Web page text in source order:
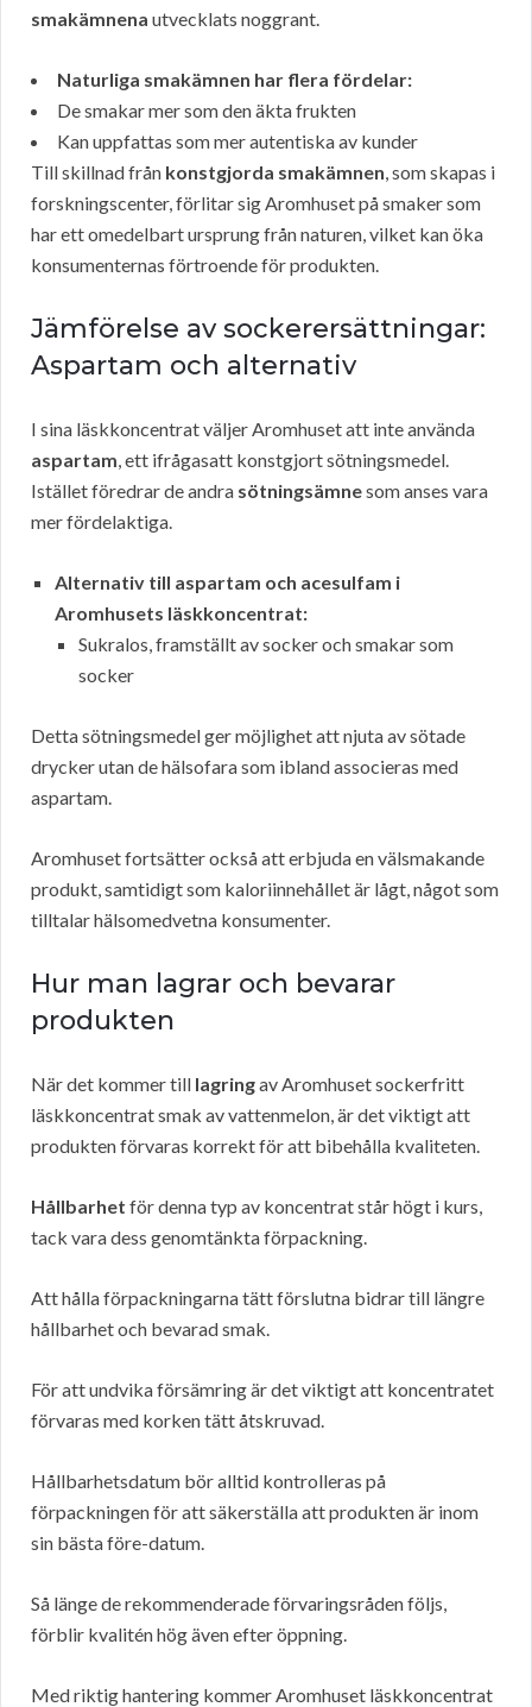
smakämnena utvecklats noggrant.
Naturliga smakämnen har flera fördelar:
De smakar mer som den äkta frukten
Kan uppfattas som mer autentiska av kunder
Till skillnad från konstgjorda smakämnen, som skapas i
forskningscenter, förlitar sig Aromhuset på smaker som
har ett omedelbart ursprung från naturen, vilket kan öka
konsumenternas förtroende för produkten.
Jämförelse av sockerersättningar:
Aspartam och alternativ
I sina läskkoncentrat väljer Aromhuset att inte använda
aspartam, ett ifrågasatt konstgjort sötningsmedel.
Istället föredrar de andra sötningsämnesom anses vara
mer fördelaktiga.
Alternativ till aspartam och acesulfam i
Aromhusets läskkoncentrat:
Sukralos, framställt av socker och smakar som
socker
Detta sötningsmedel ger möjlighet att njuta av sötade
drycker utan de hälsofara som ibland associeras med
aspartam.
Aromhuset fortsätter också att erbjuda en välsmakande
produkt, samtidigt som kaloriinnehållet är lågt, något som
tilltalar hälsomedvetna konsumenter.
Hur man lagrar och bevarar
produkten
När det kommer till lagringav Aromhuset sockerfritt
läskkoncentrat smak av vattenmelon, är det viktigt att
produkten förvaras korrekt för att bibehålla kvaliteten.
Hållbarhet för denna typ av koncentrat står högt i kurs,
tack vara dess genomtänkta förpackning.
Att hålla förpackningarna tätt förslutna bidrar till längre
hållbarhet och bevarad smak.
För att undvika försämring är det viktigt att koncentratet
förvaras med korken tätt åtskruvad.
Hållbarhetsdatum bör alltid kontrolleras på
förpackningen för att säkerställa att produkten är inom
sin bästa före-datum.
Så länge de rekommenderade förvaringsråden följs,
förblir kvalitén hög även efter öppning.
Med riktig hantering kommer Aromhuset läskkoncentrat